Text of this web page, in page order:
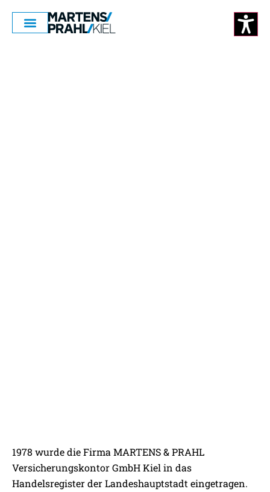
MARTENS & PRAHL KIEL
IHR PARTNER VOR ORT MIT DEM
NETZWERK DER GRUPPE
1978 wurde die Firma MARTENS & PRAHL
Versicherungskontor GmbH Kiel in das
Handelsregister der Landeshauptstadt eingetragen.